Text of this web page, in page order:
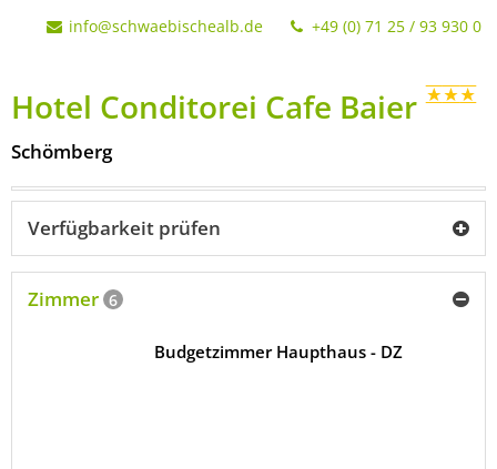
info@schwaebischealb.de +49 (0) 71 25 / 93 930 0
Hotel Conditorei Cafe Baier
Schömberg
Verfügbarkeit prüfen
Zimmer 6
Budgetzimmer Haupthaus - DZ